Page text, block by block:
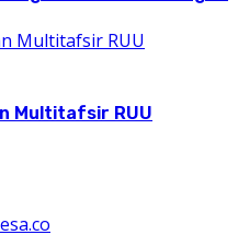
Multitafsir RUU